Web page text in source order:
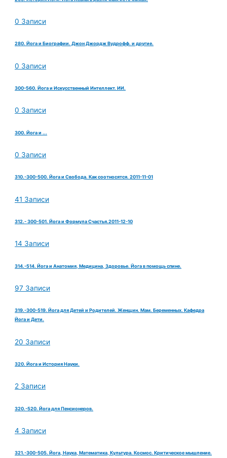
0 Записи
280. Йога и Биографии. Джон Джордж Вудрофф. и другие.
0 Записи
300-560. Йога и Искусственный Интеллект. ИИ.
0 Записи
300. Йога и ...
0 Записи
310.-300-500. Йога и Свобода. Как соотносятся. 2011-11-01
41 Записи
312.- 300-501. Йога и Формула Счастья.2011-12-10
14 Записи
314.-514. Йога и Анатомия, Медицина, Здоровье. Йога в помощь спине.
97 Записи
319.-300-519. Йога для Детей и Родителей. Женщин. Мам. Беременных. Кафедра
Йога и Дети.
20 Записи
320. Йога и История Науки.
2 Записи
320.-520. Йога для Пенсионеров.
4 Записи
321.-300-505. Йога, Наука, Математика, Культура. Космос. Критическое мышление.